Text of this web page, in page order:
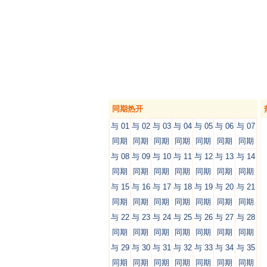
同期热开
与 01
同期
与 02
同期
与 03
同期
与 04
同期
与 05
同期
与 06
同期
与 07
同期
与 08
同期
与 09
同期
与 10
同期
与 11
同期
与 12
同期
与 13
同期
与 14
同期
与 15
同期
与 16
同期
与 17
同期
与 18
同期
与 19
同期
与 20
同期
与 21
同期
与 22
同期
与 23
同期
与 24
同期
与 25
同期
与 26
同期
与 27
同期
与 28
同期
与 29
同期
与 30
同期
与 31
同期
与 32
同期
与 33
同期
与 34
同期
与 35
同期